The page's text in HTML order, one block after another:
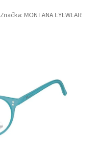
Značka: MONTANA EYEWEAR